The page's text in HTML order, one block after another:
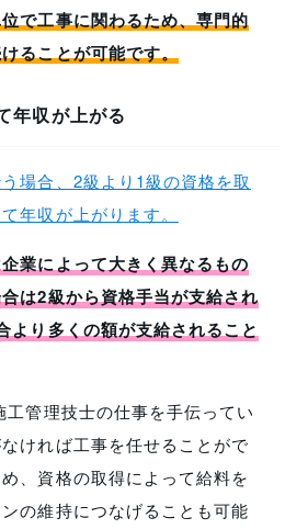
で工事に関わるため、専門的
ることが可能です。
年収が上がる
場合、2級より1級の資格を取
年収が上がります。
業によって大きく異なるもの
は2級から資格手当が支給され
より多くの額が支給されること
工管理技士の仕事を手伝ってい
ければ工事を任せることがで
、資格の取得によって給料を
の維持につなげることも可能